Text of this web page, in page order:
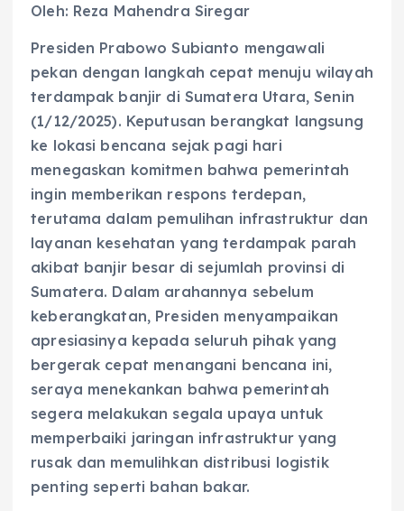
Oleh: Reza Mahendra Siregar
Presiden Prabowo Subianto mengawali
pekan dengan langkah cepat menuju wilayah
terdampak banjir di Sumatera Utara, Senin
(1/12/2025). Keputusan berangkat langsung
ke lokasi bencana sejak pagi hari
menegaskan komitmen bahwa pemerintah
ingin memberikan respons terdepan,
terutama dalam pemulihan infrastruktur dan
layanan kesehatan yang terdampak parah
akibat banjir besar di sejumlah provinsi di
Sumatera. Dalam arahannya sebelum
keberangkatan, Presiden menyampaikan
apresiasinya kepada seluruh pihak yang
bergerak cepat menangani bencana ini,
seraya menekankan bahwa pemerintah
segera melakukan segala upaya untuk
memperbaiki jaringan infrastruktur yang
rusak dan memulihkan distribusi logistik
penting seperti bahan bakar.